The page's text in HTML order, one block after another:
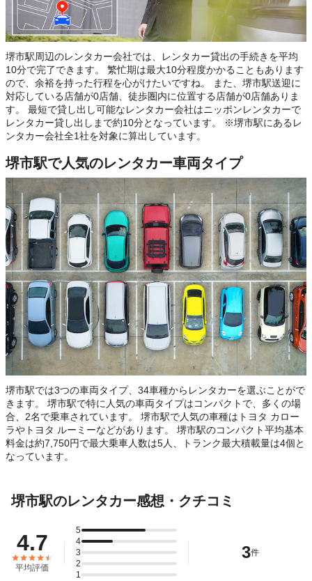
堺市駅周辺のレンタカー会社では、レンタカー貸出の手続きを平均
10分で完了できます。 繁忙期は最大10分程度かかることもあります
ので、余裕を持った行程を心がけたいですね。 また、堺市駅送迎に
対応している店舗が0店舗、徒歩圏内に位置する店舗が0店舗ありま
す。 最短で貸し出し可能なレンタカー会社はニッポンレンタカーで
レンタカー貸し出しまで約10分となっています。 ※堺市駅にあるレ
ンタカー会社全1社を対象に算出しています。
堺市駅で人気のレンタカー車両タイプ
堺市駅では3つの車両タイプ、34車種からレンタカーを選ぶことがで
きます。 堺市駅で特に人気の車両タイプはコンパクトで、多くの場
合、2名で乗車されています。 堺市駅で人気の車種はトヨタ カロー
ラやトヨタ ルーミーなどがあります。 堺市駅のコンパクト平均基本
料金は約7,750円で最大乗車人数は5人、トランク最大積載量は4個と
なっています。
堺市駅のレンタカー感想・クチコミ
4.7
平均評価
5
4
3
2
1
3件